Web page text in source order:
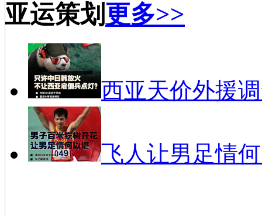
亚运策划 更多>>
西亚天价外援
飞人让男足情